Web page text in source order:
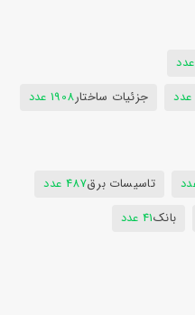
جزئیات ساختار1908 عدد
تاسیسات برق487 عدد
بانک41 عدد